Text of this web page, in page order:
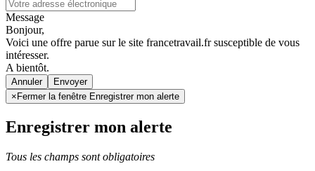
Message
Bonjour,
Voici une offre parue sur le site francetravail.fr susceptible de vous
intéresser.
A bientôt.
Annuler
× Fermer la fenêtre Enregistrer mon alerte
Enregistrer mon alerte
Tous les champs sont obligatoires